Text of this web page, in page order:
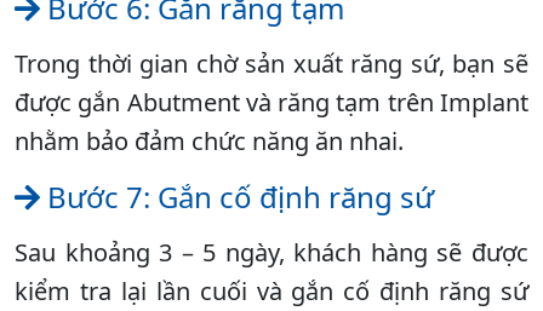
Trong thời gian chờ sản xuất răng sứ, bạn sẽ
được gắn Abutment và răng tạm trên Implant
nhằm bảo đảm chức năng ăn nhai.
Bước 7: Gắn cố định răng sứ
Sau khoảng 3 – 5 ngày, khách hàng sẽ được
kiểm tra lại lần cuối và gắn cố định răng sứ